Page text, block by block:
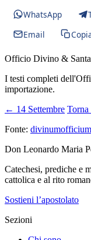
WhatsApp
Email
Officio Divino & Santa
I testi completi
importazione.
← 14 Settembre Torna
Fonte:
Don Leonardo Maria
Catechesi, prediche e
cattolica e al rito
Sostieni l’apostolato
Sezioni